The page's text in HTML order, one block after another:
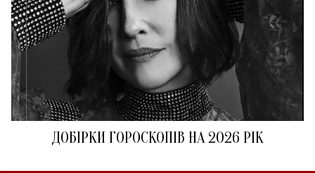
ДОБІРКИ ГОРОСКОПІВ НА 2026 РІК